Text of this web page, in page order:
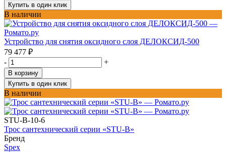
Купить в один клик
В наличии
Устройство для снятия оксидного слоя ДЕЛОКСИД-500
79 477 ₽
-
+
В корзину
Купить в один клик
В наличии
STU-B-10-6
Трос сантехнический серии «STU-B»
Бренд
Spex